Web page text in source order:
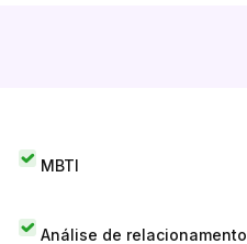
MBTI
Análise de relacionamento